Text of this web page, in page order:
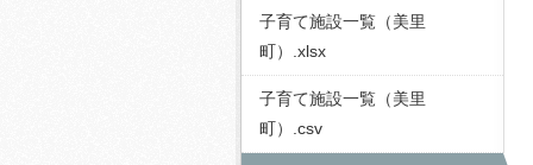
子育て施設一覧（美里
町）.xlsx
子育て施設一覧（美里
町）.csv